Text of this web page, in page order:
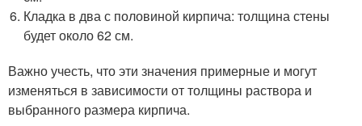
Кладка в два с половиной кирпича: толщина стены
будет около 62 см.
Важно учесть, что эти значения примерные и могут
изменяться в зависимости от толщины раствора и
выбранного размера кирпича.